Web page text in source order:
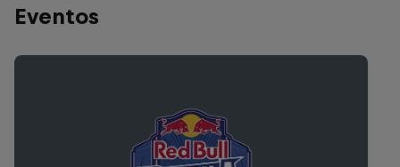
Eventos